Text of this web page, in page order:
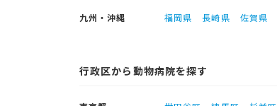
九州・沖縄
福岡県 長崎県 佐賀県
行政区から動物病院を探す